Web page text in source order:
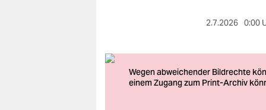
nord
2.7.2026 0:00